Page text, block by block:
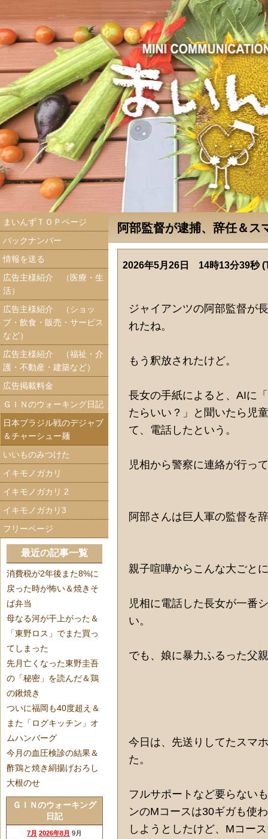
阿部監督が逮捕、辞任＆ス
2026年5月26日 14時13分39秒
ジャイアンツの阿部監督が
れたね。
もう釈放されたけど。
長女の手紙によると、AIに
たらいい？」と聞いたら児
て、電話したという。
児相から警察に連絡が行っ
阿部さんは巨人軍の監督を
親子喧嘩からこんな大ごと
児相に電話した長女が一番
い。
でも、娘に暴力ふるった父
今日は、先送りしてたスマ
た。
フルサポートなど要らない
ンのМコースは30ギガも使
しようとしたけど、Мコー
まいんずＴＯＰページ
バックナンバー
情報を送る
広告主様紹介 （医療・生
活）
広告主様紹介 （ショッ
プ・飲食・販売・サービス
など）
広告主様紹介 （福祉・介
護・不動産・建築など）
広告掲載料金
ＧＩＮのウォーキング日記
日本ブラジル戦のデジャブ
＆チャーシュー麺
いいものみつけた
イキモノガカリ
イキモノガカリ 2
イキモノガカリ3
フリーページ
最近の記事一覧
消費税が2年後また8%に
戻った時が怖い＆焼きそ
ば弁当
母なる河が干上がった＆
「東野ロス」でまた買っ
てしまった
先月亡くなった東野圭吾
の「秘密」を読んだ＆鶏
の鍬焼き
ついに福岡も40度超え＆
また「ログキッチン」オ
ムハンバーグ
今月の血圧検診の結果＆
酢鶏と焼き絹揚げおろし
大根のせ
ＧＩＮのウォーキング
日記
7月 2026年8月 9月